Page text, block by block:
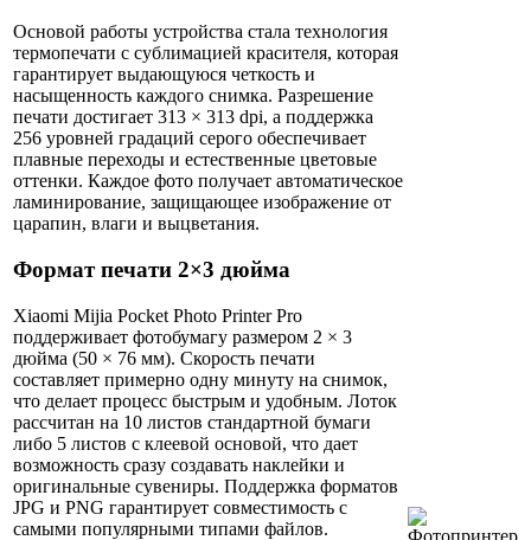
Основой работы устройства стала технология
термопечати с сублимацией красителя, которая
гарантирует выдающуюся четкость и
насыщенность каждого снимка. Разрешение
печати достигает 313 × 313 dpi, а поддержка
256 уровней градаций серого обеспечивает
плавные переходы и естественные цветовые
оттенки. Каждое фото получает автоматическое
ламинирование, защищающее изображение от
царапин, влаги и выцветания.
Формат печати 2×3 дюйма
Xiaomi Mijia Pocket Photo Printer Pro
поддерживает фотобумагу размером 2 × 3
дюйма (50 × 76 мм). Скорость печати
составляет примерно одну минуту на снимок,
что делает процесс быстрым и удобным. Лоток
рассчитан на 10 листов стандартной бумаги
либо 5 листов с клеевой основой, что дает
возможность сразу создавать наклейки и
оригинальные сувениры. Поддержка форматов
JPG и PNG гарантирует совместимость с
самыми популярными типами файлов.